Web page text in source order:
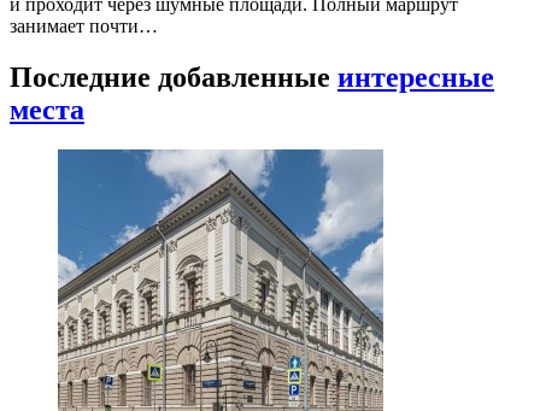
занимает почти…
Последние добавленные интересные
места